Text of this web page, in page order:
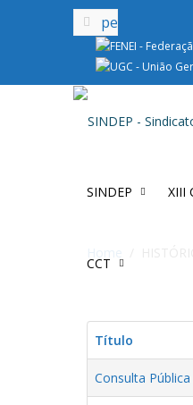
SINDEP XIII
CCT
Título
Consulta